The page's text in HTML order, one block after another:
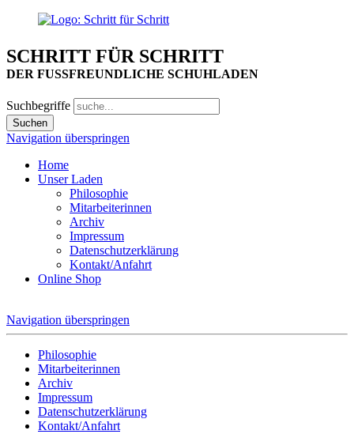
SCHRITT FÜR SCHRITT
DER FUSSFREUNDLICHE SCHUHLADEN
Suchbegriffe
Navigation überspringen
Home
Unser Laden
Philosophie
Mitarbeiterinnen
Archiv
Impressum
Datenschutzerklärung
Kontakt/Anfahrt
Online Shop
Navigation überspringen
Philosophie
Mitarbeiterinnen
Archiv
Impressum
Datenschutzerklärung
Kontakt/Anfahrt